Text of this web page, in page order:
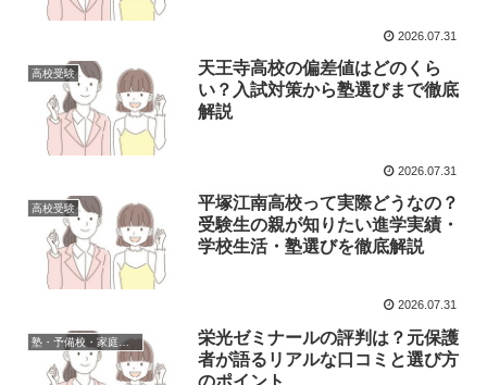
2026.07.31
高校受験
天王寺高校の偏差値はどのくら
い？入試対策から塾選びまで徹底
解説
2026.07.31
高校受験
平塚江南高校って実際どうなの？
受験生の親が知りたい進学実績・
学校生活・塾選びを徹底解説
2026.07.31
塾・予備校・家庭教師の口コミ・評判
栄光ゼミナールの評判は？元保護
者が語るリアルな口コミと選び方
のポイント